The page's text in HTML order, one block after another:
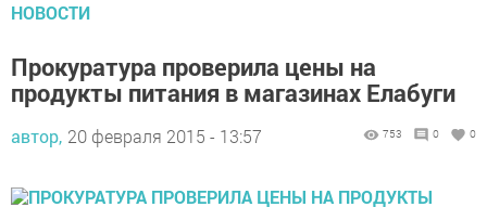
НОВОСТИ
Прокуратура проверила цены на
продукты питания в магазинах Елабуги
автор, 20 февраля 2015 - 13:57 753 0 0